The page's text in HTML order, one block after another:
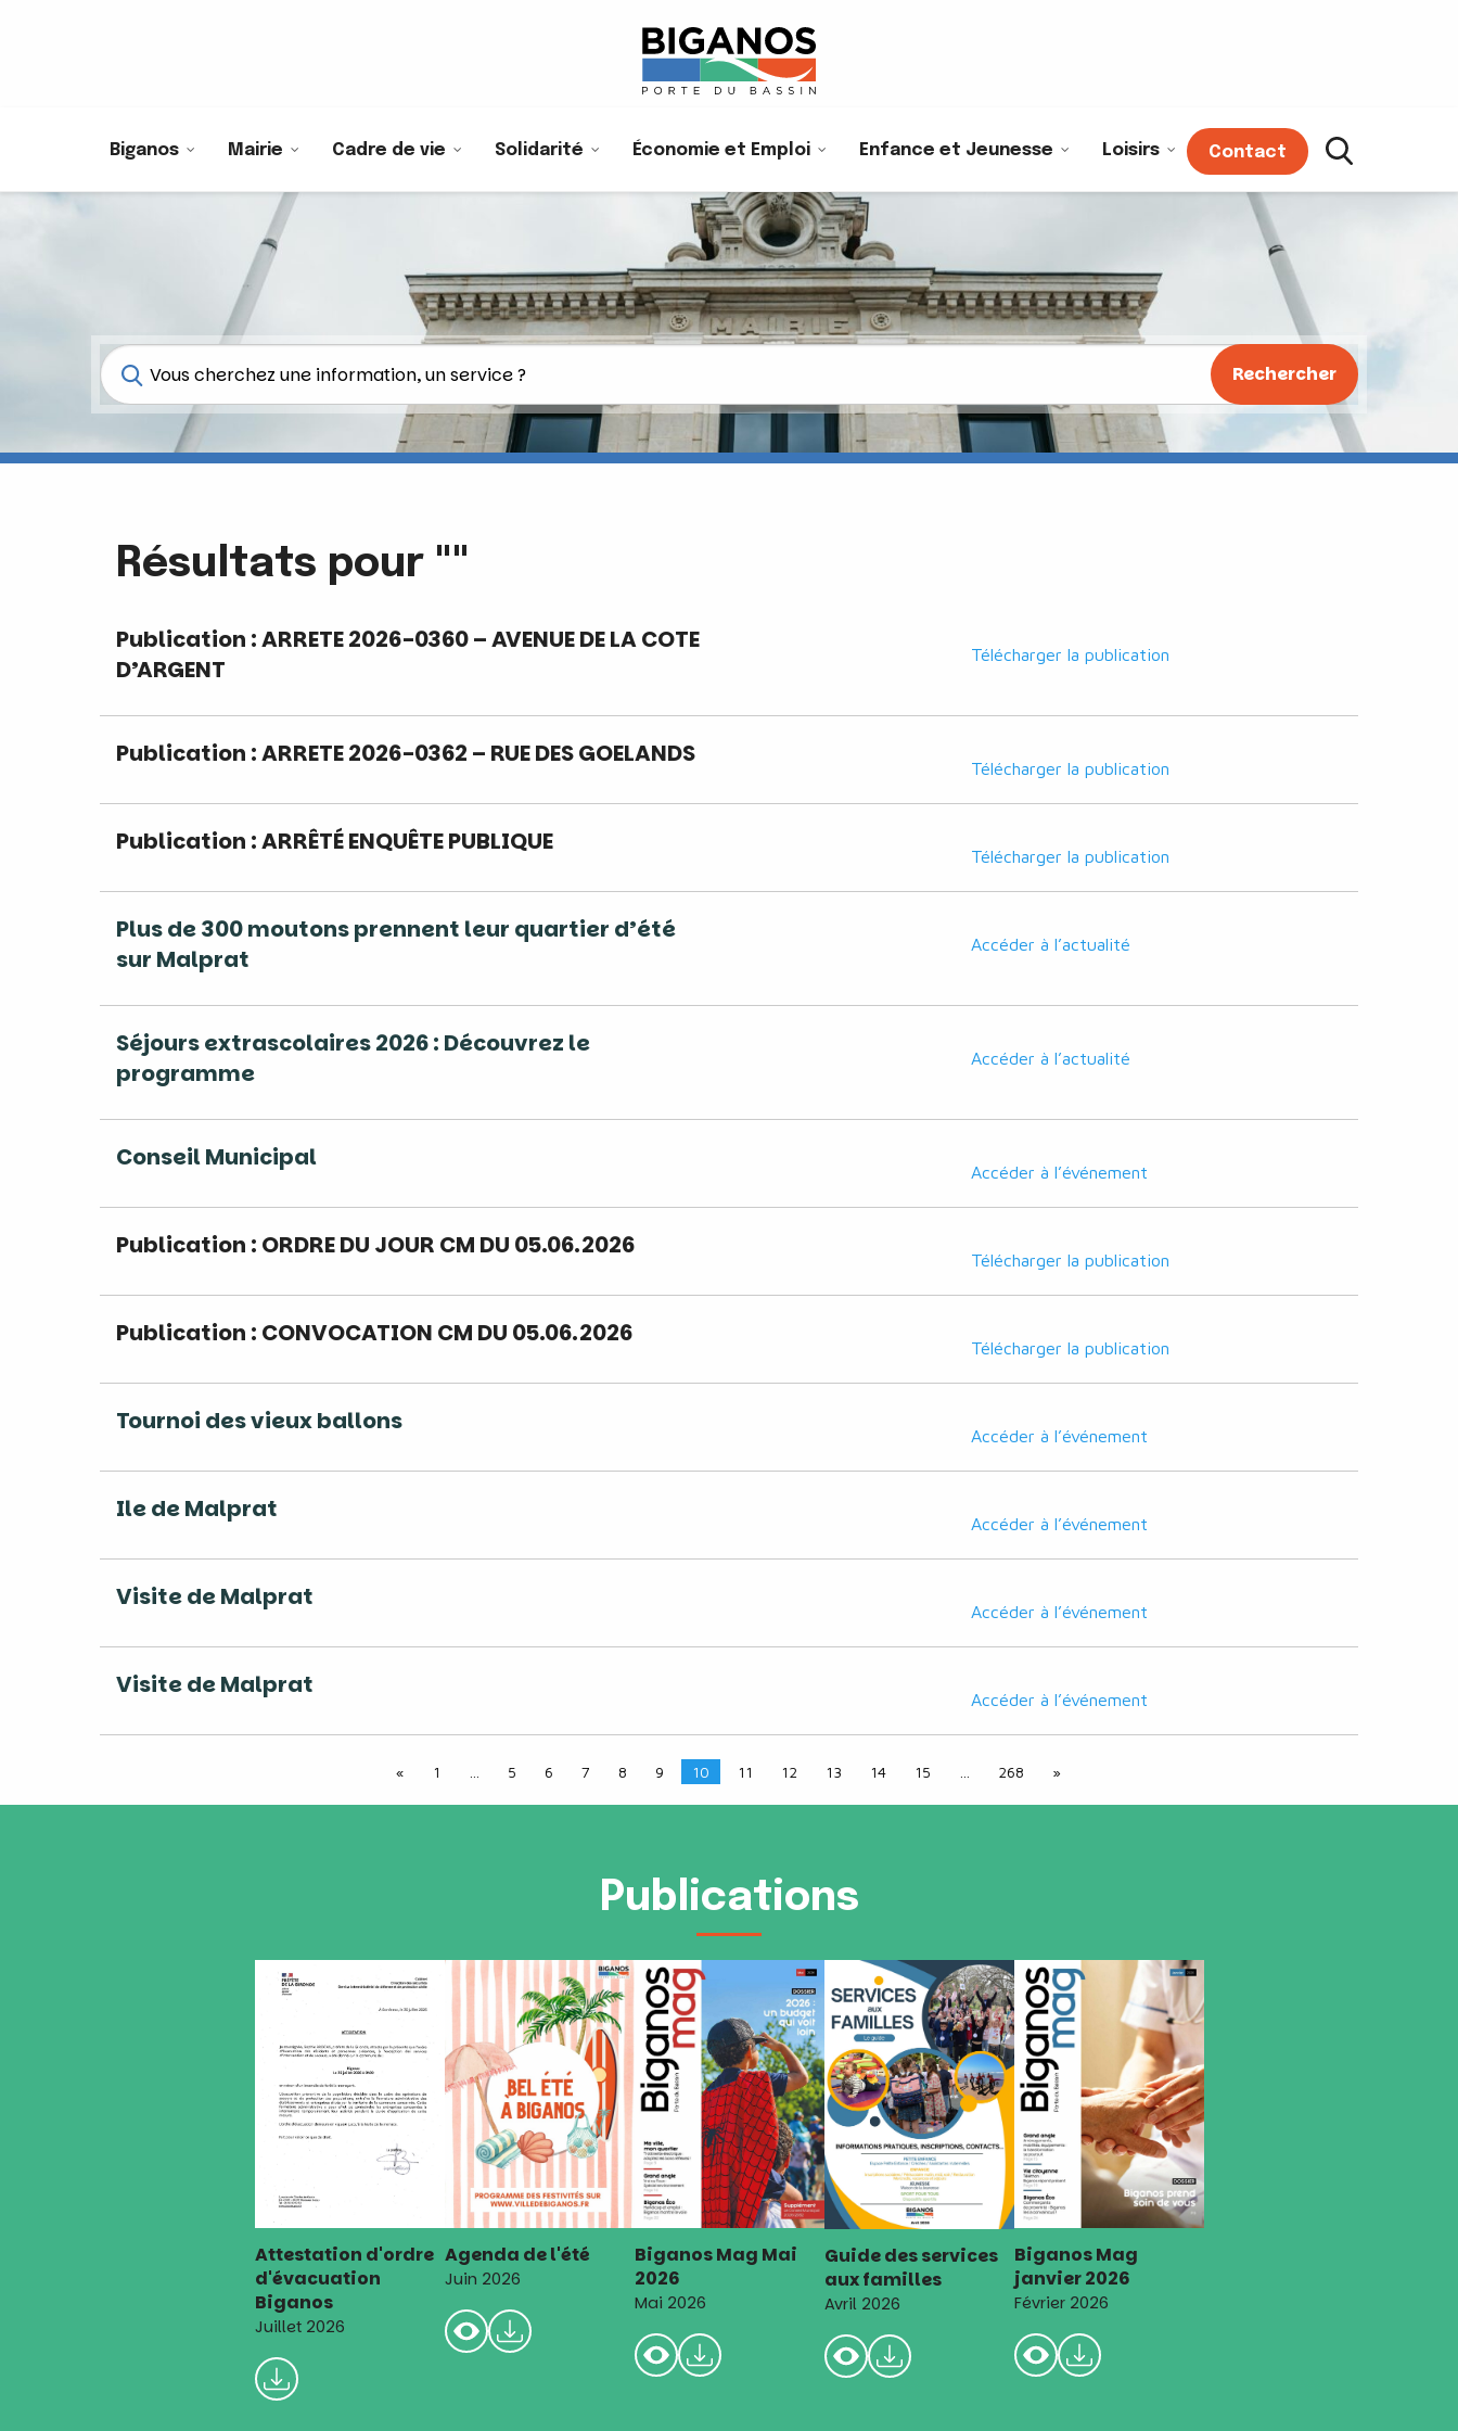
Biganos Mairie Cadre de vie Solidarité Économie et Emploi Enfance et Jeunesse Loisirs Contact
Rechercher
Résultats pour ""
Publication : ARRETE 2026-0360 – AVENUE DE LA COTE
D’ARGENT
Télécharger la publication
Publication : ARRETE 2026-0362 – RUE DES GOELANDS Télécharger la publication
Publication : ARRÊTÉ ENQUÊTE PUBLIQUE Télécharger la publication
Plus de 300 moutons prennent leur quartier d’été
sur Malprat
Accéder à l’actualité
Séjours extrascolaires 2026 : Découvrez le
programme
Accéder à l’actualité
Conseil Municipal Accéder à l’événement
Publication : ORDRE DU JOUR CM DU 05.06.2026 Télécharger la publication
Publication : CONVOCATION CM DU 05.06.2026 Télécharger la publication
Tournoi des vieux ballons Accéder à l’événement
Ile de Malprat Accéder à l’événement
Visite de Malprat Accéder à l’événement
Visite de Malprat Accéder à l’événement
« 1 5 6 7 8 9 10 11 12 13 14 15 268 »
Publications
Attestation d'ordre
d'évacuation
Biganos
Juillet 2026
Agenda de l'été
Juin 2026
Biganos Mag Mai
2026
Mai 2026
Guide des services
aux familles
Avril 2026
Biganos Mag
janvier 2026
Février 2026